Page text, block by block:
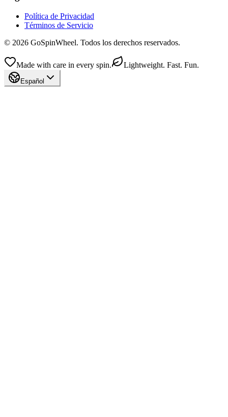
Política de Privacidad
Términos de Servicio
© 2026 GoSpinWheel. Todos los derechos reservados.
Made with care in every spin. Lightweight. Fast. Fun.
Español